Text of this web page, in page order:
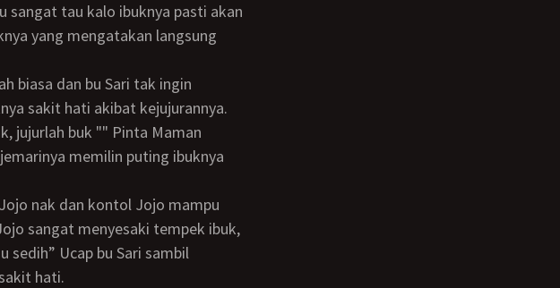
sangat tau kalo ibuknya pasti akan
yang mengatakan langsung
sakit hati akibat kejujurannya.
memilin puting ibuknya
sangat menyesaki tempek ibuk,
sedih” Ucap bu Sari sambil
hati.